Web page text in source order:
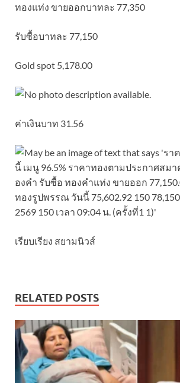
ทองแท่ง ขายออกบาทละ 77,350
รับซื้อบาทละ 77,150
Gold spot 5,178.00
ค่าเงินบาท 31.56
เรียบเรียง สยามนิวส์
RELATED POSTS